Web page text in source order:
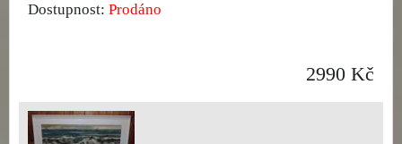
Dostupnost: Prodáno
2990 Kč